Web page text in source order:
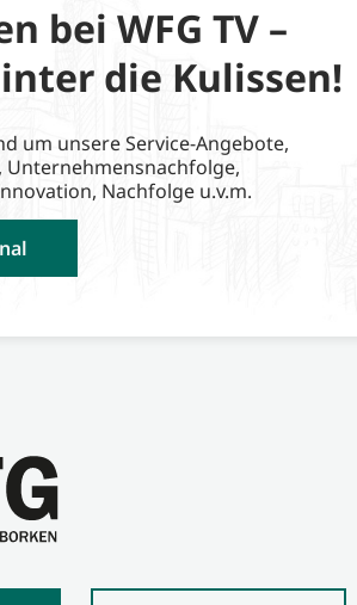
bei WFG TV –
die Kulissen!
um unsere Service-Angebote,
Nachfolge u.v.m.